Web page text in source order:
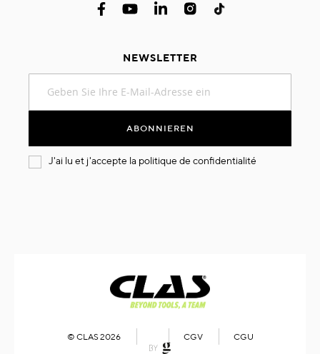
NEWSLETTER
sich
an:
ABONNIEREN
J'ai lu et j'accepte la politique de confidentialité
© CLAS 2026 CGV CGU